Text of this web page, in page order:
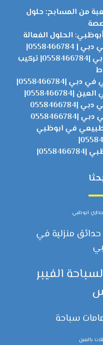
من المسابح: حلول
الحلول الفعالة
شركة تركيب انترلوك في دبي |0558466784| تركيب
في ابوظبي
ابوظبي
منزلية في
الفيبر
سباحة
بالعين